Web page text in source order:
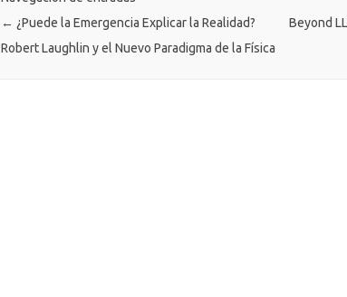
← ¿Puede la Emergencia Explicar la Realidad?
Robert Laughlin y el Nuevo Paradigma de la Física
Beyond